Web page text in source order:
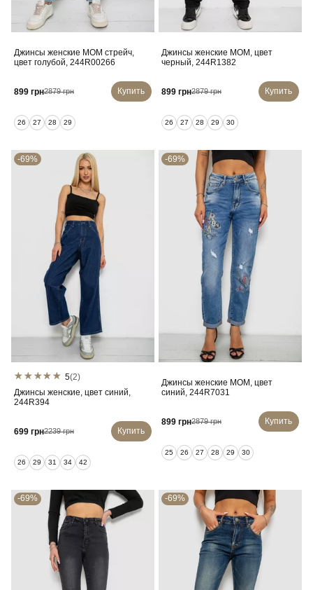
Джинсы женские MOM стрейч,
цвет голубой, 244R00266
899 грн2879 грн Купить
26 27 28 29
Джинсы женские MOM, цвет
черный, 244R1382
899 грн2879 грн Купить
26 27 28 29 30
-69%
5(2)
Джинсы женские, цвет синий,
244R394
699 грн2239 грн Купить
26 29 31 34 42
-69%
Джинсы женские MOM, цвет
синий, 244R7031
899 грн2879 грн Купить
25 26 27 28 29 30
-69% -69%